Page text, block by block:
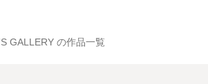
GALLERY の作品一覧